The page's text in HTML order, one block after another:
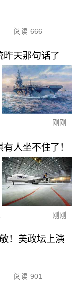
阅读 666
昨天那句话了
刚刚
人坐不住了！
刚刚
！美政坛上演
阅读 901